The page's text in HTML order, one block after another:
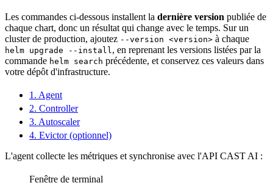
Les commandes ci-dessous installent la dernière version publiée de
chaque chart, donc un résultat qui change avec le temps. Sur un
cluster de production, ajoutez --version <version> à chaque
helm upgrade --install, en reprenant les versions listées par la
commande helm search précédente, et conservez ces valeurs dans
votre dépôt d'infrastructure.
1. Agent
2. Controller
3. Autoscaler
4. Evictor (optionnel)
L'agent collecte les métriques et synchronise avec l'API CAST AI :
Fenêtre de terminal